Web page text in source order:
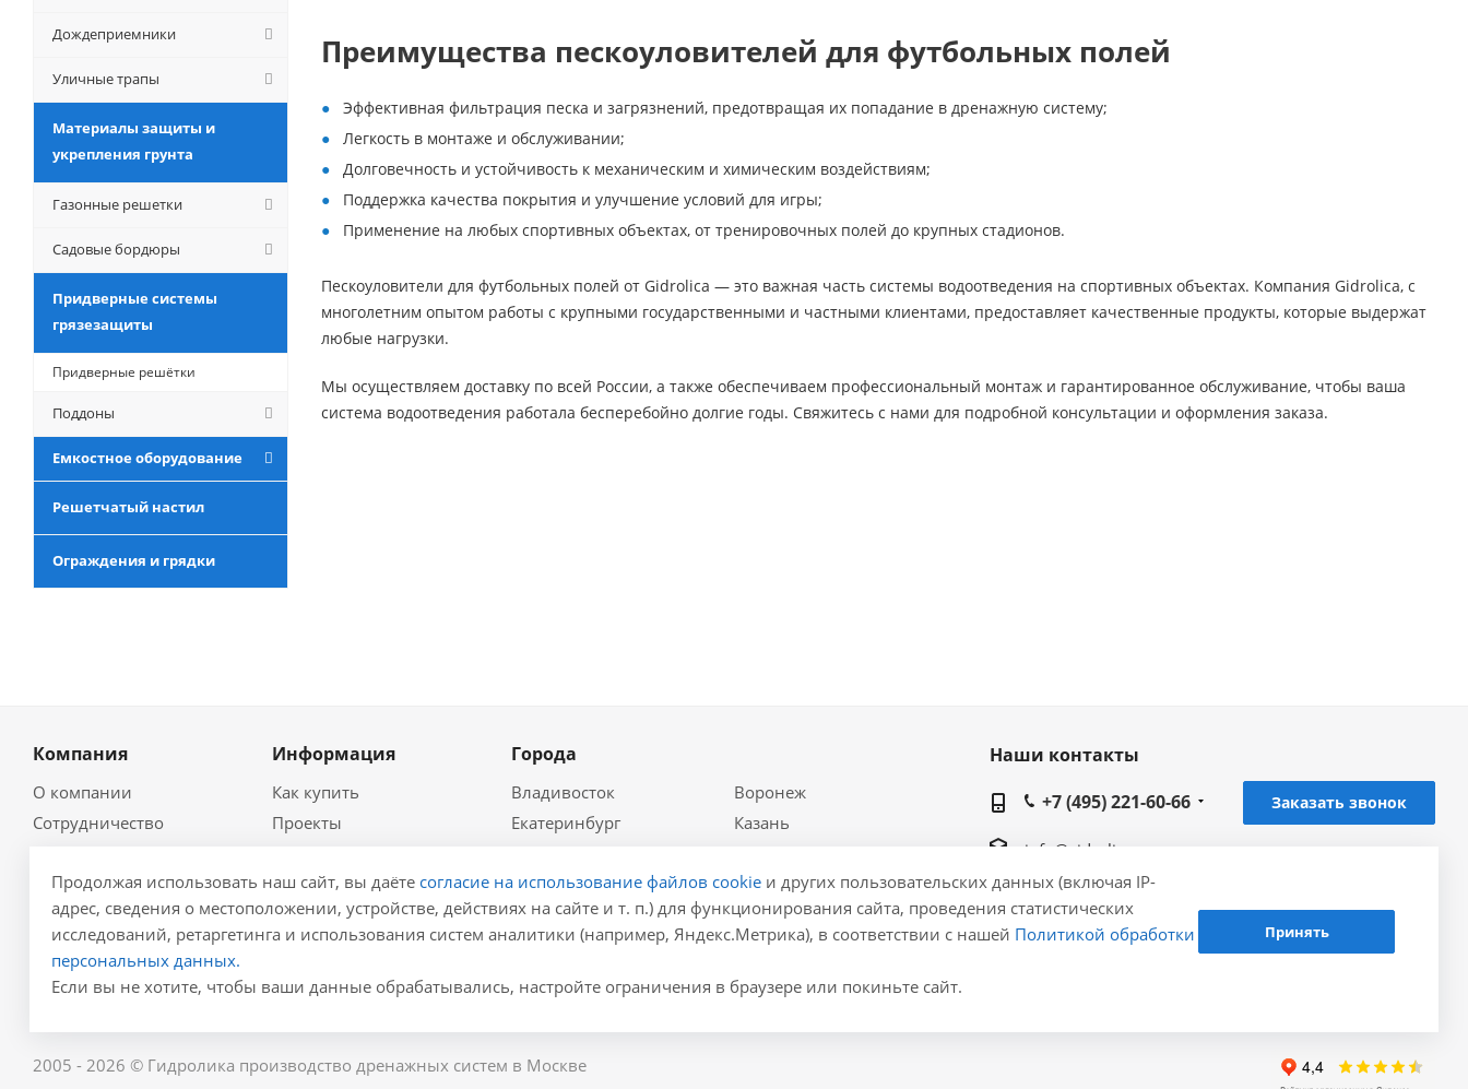
Преимущества пескоуловителей для футбольных полей
Эффективная фильтрация песка и загрязнений, предотвращая их попадание в дренажную систему;
Легкость в монтаже и обслуживании;
Долговечность и устойчивость к механическим и химическим воздействиям;
Поддержка качества покрытия и улучшение условий для игры;
Применение на любых спортивных объектах, от тренировочных полей до крупных стадионов.
Пескоуловители для футбольных полей от Gidrolica — это важная часть системы водоотведения на спортивных объектах. Компания Gidrolica, с
многолетним опытом работы с крупными государственными и частными клиентами, предоставляет качественные продукты, которые выдержат
любые нагрузки.
Мы осуществляем доставку по всей России, а также обеспечиваем профессиональный монтаж и гарантированное обслуживание, чтобы ваша
система водоотведения работала бесперебойно долгие годы. Свяжитесь с нами для подробной консультации и оформления заказа.
Дождеприемники
Уличные трапы
Материалы защиты и
укрепления грунта
Газонные решетки
Садовые бордюры
Придверные системы
грязезащиты
Придверные решётки
Поддоны
Емкостное оборудование
Решетчатый настил
Ограждения и грядки
Компания
О компании
Сотрудничество
Контакты
Политика
Реквизиты
Результаты СОУТ
Информация
Как купить
Проекты
Гидравлический
калькулятор
Для проектировщиков
Города
Владивосток
Воронеж
Екатеринбург
Казань
Крым
Москва
Нижний Новгород
Новосибирск
Ростов-на-Дону
Самара
Санкт-Петербург
Наши контакты
+7 (495) 221-60-66
Заказать звонок
info@gidrolica.ru
Московская область, Красногорский район, 4
км Ильинского шоссе, строение 8 (Музей
2005 - 2026 © Гидролика производство дренажных систем в Москве
Продолжая использовать наш сайт, вы даёте согласие на использование файлов cookieи других пользовательских данных (включая IP-
адрес, сведения о местоположении, устройстве, действиях на сайте и т. п.) для функционирования сайта, проведения статистических
исследований, ретаргетинга и использования систем аналитики (например, Яндекс.Метрика), в соответствии с нашей Политикой обработки
персональных данных.
Если вы не хотите, чтобы ваши данные обрабатывались, настройте ограничения в браузере или покиньте сайт.
Принять